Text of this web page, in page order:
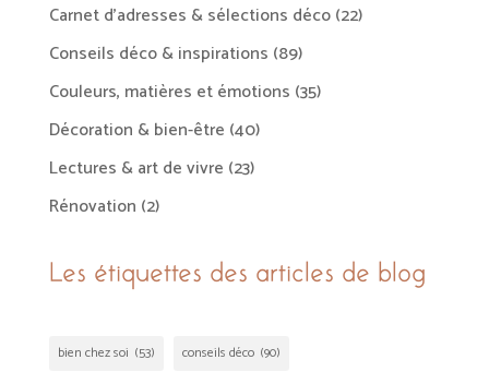
Carnet d'adresses & sélections déco(22)
Conseils déco & inspirations (89)
Couleurs, matières et émotions (35)
Décoration & bien-être (40)
Lectures & art de vivre (23)
Rénovation (2)
Les étiquettes des articles de blog
bien chez soi (53) conseils déco (90)